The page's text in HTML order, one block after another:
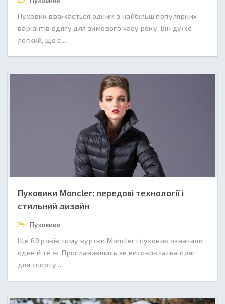
Пуховик вважається одним з найбільш популярних
варіантів одягу для зимового часу року. Він дуже
легкий, що є...
Пуховики Moncler: передові технології і
стильний дизайн
Пуховики
Ще 60 років тому куртки Moncler і пуховик означали
одне й те ж. Прославившись як висококласна одяг
для спорту...